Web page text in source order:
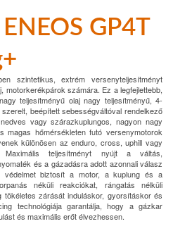
GP4T
szintetikus, extrém versenyteljesítményt
motorkerékpárok számára. Ez a legfejlettebb,
teljesítményű olaj nagy teljesítményű, 4-
beépített sebességváltóval rendelkező
vagy szárazkuplungos, nagyon nagy
magas hőmérsékleten futó versenymotorok
különösen az enduro, cross, uphill vagy
Maximális teljesítményt nyújt a váltás,
és a gázadásra adott azonnali válasz
védelmet biztosít a motor, a kuplung és a
néküli reakciókat, rángatás nélküli
zárását induláskor, gyorsításkor és
technológiája garantálja, hogy a gázkar
és maximális erőt élvezhessen.